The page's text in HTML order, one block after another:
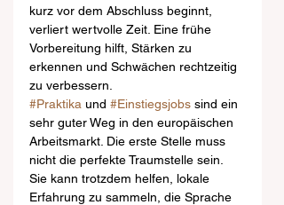
kurz vor dem Abschluss beginnt,
verliert wertvolle Zeit. Eine frühe
Vorbereitung hilft, Stärken zu
erkennen und Schwächen rechtzeitig
zu verbessern.
#Praktika und #Einstiegsjobs sind ein
sehr guter Weg in den europäischen
Arbeitsmarkt. Die erste Stelle muss
nicht die perfekte Traumstelle sein.
Sie kann trotzdem helfen, lokale
Erfahrung zu sammeln, die Sprache